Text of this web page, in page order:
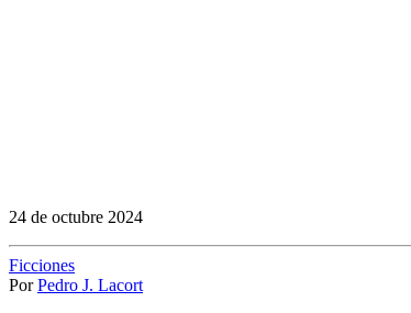
24 de octubre 2024
Ficciones
Por Pedro J. Lacort